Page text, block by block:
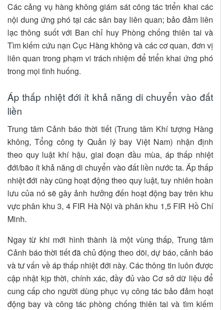
Các cảng vụ hàng không giám sát công tác triển khai các
nội dung ứng phó tại các sân bay liên quan; bảo đảm liên
lạc thông suốt với Ban chỉ huy Phòng chống thiên tai và
Tìm kiếm cứu nạn Cục Hàng không và các cơ quan, đơn vị
liên quan trong phạm vi trách nhiệm để triển khai ứng phó
trong mọi tình huống.
Áp thấp nhiệt đới ít khả năng di chuyển vào đất
liền
Trung tâm Cảnh báo thời tiết (Trung tâm Khí tượng Hàng
không, Tổng công ty Quản lý bay Việt Nam) nhận định
theo quy luật khí hậu, giai đoạn đầu mùa, áp thấp nhiệt
đới/bão ít khả năng di chuyển vào đất liền nước ta. Áp thấp
nhiệt đới này cũng hoạt động theo quy luật, tuy nhiên hoàn
lưu của nó sẽ gây ảnh hưởng đến hoạt động bay trên khu
vực phân khu 3, 4 FIR Hà Nội và phân khu 1,5 FIR Hồ Chí
Minh.
Ngay từ khi mới hình thành là một vùng thấp, Trung tâm
Cảnh báo thời tiết đã chủ động theo dõi, dự báo, cảnh báo
và tư vấn về áp thấp nhiệt đới này. Các thông tin luôn được
cập nhật kịp thời, chính xác, đầy đủ vào Cơ sở dữ liệu để
cung cấp cho người dùng phục vụ công tác bảo đảm hoạt
động bay và công tác phòng chống thiên tai và tìm kiếm